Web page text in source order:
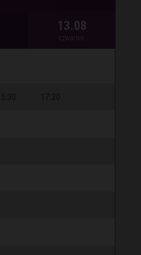
13.08
czwartek